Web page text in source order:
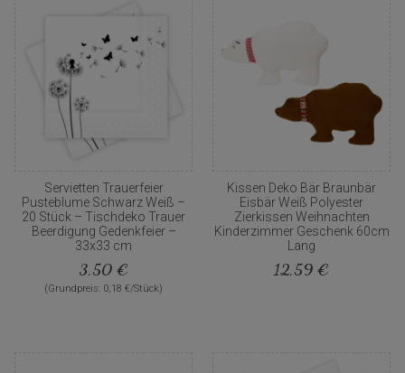
Servietten Trauerfeier
Pusteblume Schwarz Weiß –
20 Stück – Tischdeko Trauer
Beerdigung Gedenkfeier –
33x33 cm
3,50 €
(Grundpreis: 0,18 €/Stück)
Kissen Deko Bär Braunbär
Eisbär Weiß Polyester
Zierkissen Weihnachten
Kinderzimmer Geschenk 60cm
Lang
12,59 €